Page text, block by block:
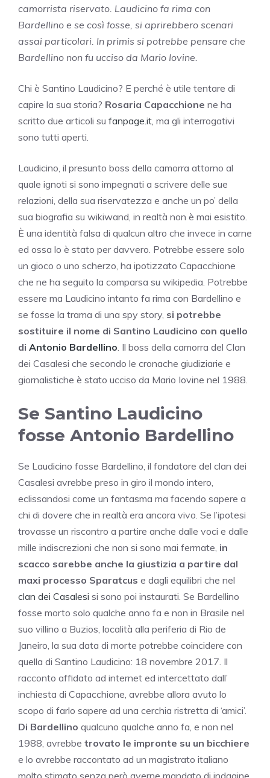
camorrista riservato. Laudicino fa rima con
Bardellino e se così fosse, si aprirebbero scenari
assai particolari. In primis si potrebbe pensare che
Bardellino non fu ucciso da Mario Iovine.
Chi è Santino Laudicino? E perché è utile tentare di
capire la sua storia? Rosaria Capacchione ne ha
scritto due articoli su fanpage.it, ma gli interrogativi
sono tutti aperti.
Laudicino, il presunto boss della camorra attorno al
quale ignoti si sono impegnati a scrivere delle sue
relazioni, della sua riservatezza e anche un po’ della
sua biografia su wikiwand, in realtà non è mai esistito.
È una identità falsa di qualcun altro che invece in carne
ed ossa lo è stato per davvero. Potrebbe essere solo
un gioco o uno scherzo, ha ipotizzato Capacchione
che ne ha seguito la comparsa su wikipedia. Potrebbe
essere ma Laudicino intanto fa rima con Bardellino e
se fosse la trama di una spy story, si potrebbe
sostituire il nome di Santino Laudicino con quello
di Antonio Bardellino. Il boss della camorra del Clan
dei Casalesi che secondo le cronache giudiziarie e
giornalistiche è stato ucciso da Mario Iovine nel 1988.
Se Santino Laudicino
fosse Antonio Bardellino
Se Laudicino fosse Bardellino, il fondatore del clan dei
Casalesi avrebbe preso in giro il mondo intero,
eclissandosi come un fantasma ma facendo sapere a
chi di dovere che in realtà era ancora vivo. Se l’ipotesi
trovasse un riscontro a partire anche dalle voci e dalle
mille indiscrezioni che non si sono mai fermate, in
scacco sarebbe anche la giustizia a partire dal
maxi processo Sparatcus e dagli equilibri che nel
clan dei Casalesi si sono poi instaurati. Se Bardellino
fosse morto solo qualche anno fa e non in Brasile nel
suo villino a Buzios, località alla periferia di Rio de
Janeiro, la sua data di morte potrebbe coincidere con
quella di Santino Laudicino: 18 novembre 2017. Il
racconto affidato ad internet ed intercettato dall’
inchiesta di Capacchione, avrebbe allora avuto lo
scopo di farlo sapere ad una cerchia ristretta di ‘amici’.
Di Bardellino qualcuno qualche anno fa, e non nel
1988, avrebbe trovato le impronte su un bicchiere
e lo avrebbe raccontato ad un magistrato italiano